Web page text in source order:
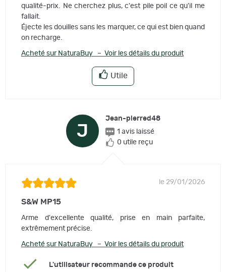
qualité-prix. Ne cherchez plus, c'est pile poil ce qu'il me
fallait.
Éjecte les douilles sans les marquer, ce qui est bien quand
on recharge.
Acheté sur NaturaBuy – Voir les détails du produit
Utile
J
Jean-pierred48
1 avis laissé
0 utile reçu
le 29/01/2026
S&W MP15
Arme d'excellente qualité, prise en main parfaite,
extrêmement précise.
Acheté sur NaturaBuy – Voir les détails du produit
L'utilisateur recommande ce produit